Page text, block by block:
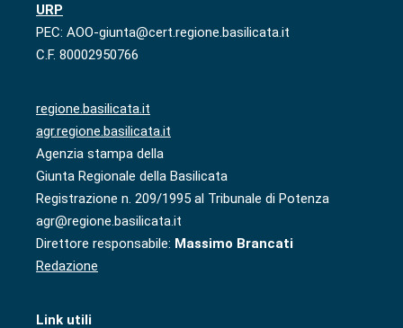
URP
PEC: AOO-giunta@cert.regione.basilicata.it
C.F. 80002950766
regione.basilicata.it
agr.regione.basilicata.it
Agenzia stampa della
Giunta Regionale della Basilicata
Registrazione n. 209/1995 al Tribunale di Potenza
agr@regione.basilicata.it
Direttore responsabile: Massimo Brancati
Redazione
Link utili